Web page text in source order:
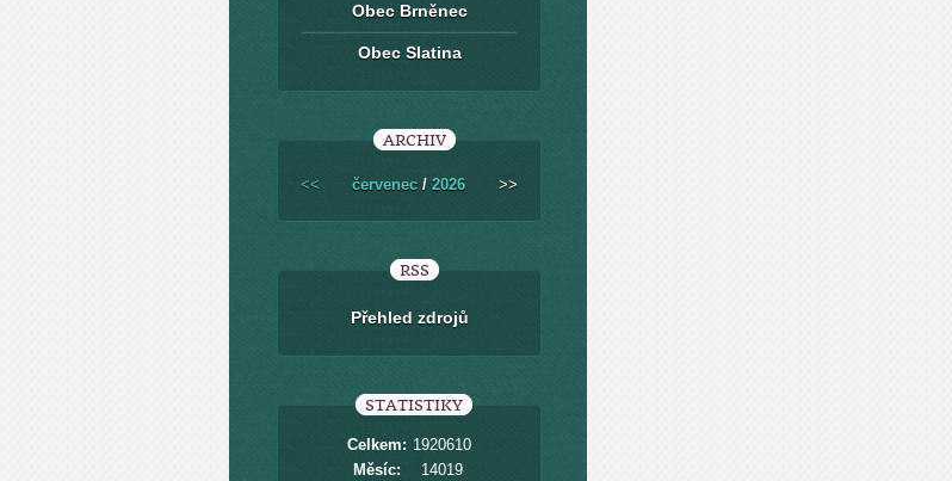
Obec Brněnec
Obec Slatina
ARCHIV
<< červenec / 2026 >>
RSS
Přehled zdrojů
STATISTIKY
Celkem: 1920610
Měsíc:
14019